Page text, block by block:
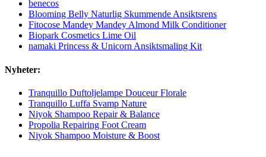
benecos
Blooming Belly Naturlig Skummende Ansiktsrens
Fitocose Mandey Mandey Almond Milk Conditioner
Biopark Cosmetics Lime Oil
namaki Princess & Unicorn Ansiktsmaling Kit
Nyheter:
Tranquillo Duftoljelampe Douceur Florale
Tranquillo Luffa Svamp Nature
Niyok Shampoo Repair & Balance
Propolia Repairing Foot Cream
Niyok Shampoo Moisture & Boost